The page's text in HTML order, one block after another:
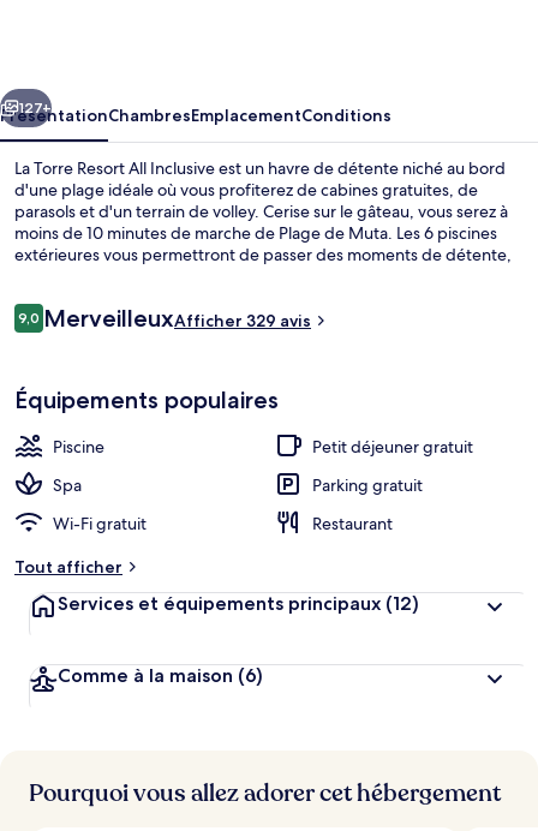
Inclusive
Suivant
127+
PrésentationChambresEmplacementConditions
La Torre Resort All Inclusive est un havre de détente niché au bord
d'une plage idéale où vous profiterez de cabines gratuites, de
parasols et d'un terrain de volley. Cerise sur le gâteau, vous serez à
moins de 10 minutes de marche de Plage de Muta. Les 6 piscines
extérieures vous permettront de passer des moments de détente,
et des soins du visage. L'établissement Restaurante Principal, l'un
hébergement tout inclus abrite en outre 6 bars/lounges, un bar à la
plage et une salle de fitness. Le personnel attentionné et la
autres voyageurs.
Avis
voyageurs
9,09,0 sur 10
MerveilleuxAfficher 329 avis
Équipements populaires
Piscine
Petit déjeuner gratuit
Spa
Parking gratuit
Wi-Fi gratuit
Restaurant
Tout afficher
Services et équipements principaux (12)
Comme à la maison (6)
Pourquoi vous allez adorer cet hébergement